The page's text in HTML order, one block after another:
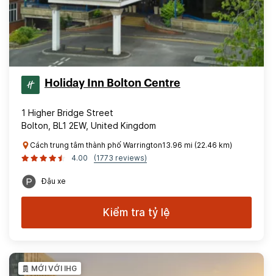
Holiday Inn Bolton Centre
1 Higher Bridge Street
Bolton, BL1 2EW, United Kingdom
Cách trung tâm thành phố Warrington13.96 mi (22.46 km)
4.00
(1773 reviews)
Đậu xe
Kiểm tra tỷ lệ
MỚI VỚI IHG